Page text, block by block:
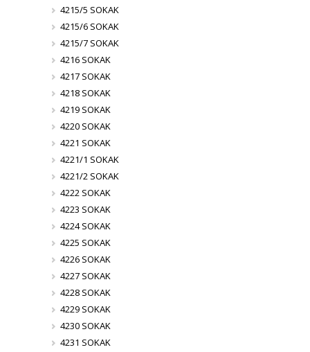
4215/5 SOKAK
4215/6 SOKAK
4215/7 SOKAK
4216 SOKAK
4217 SOKAK
4218 SOKAK
4219 SOKAK
4220 SOKAK
4221 SOKAK
4221/1 SOKAK
4221/2 SOKAK
4222 SOKAK
4223 SOKAK
4224 SOKAK
4225 SOKAK
4226 SOKAK
4227 SOKAK
4228 SOKAK
4229 SOKAK
4230 SOKAK
4231 SOKAK